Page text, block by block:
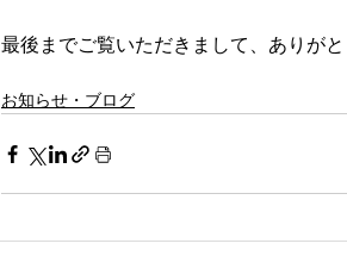
最後までご覧いただきまして、ありがと
お知らせ・ブログ